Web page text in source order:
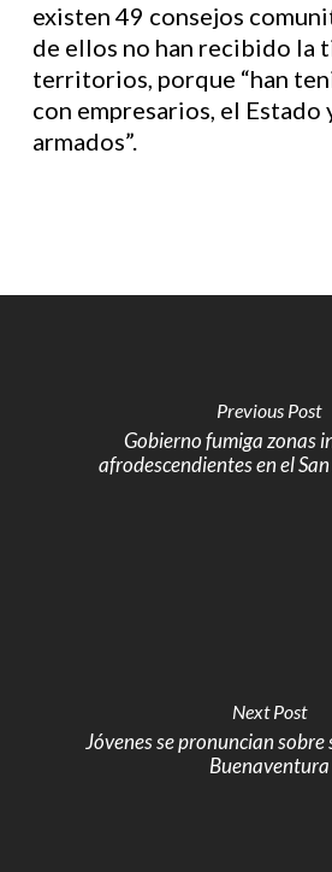
existen 49 consejos
de ellos no han recibido la
territorios, porque “han
con empresarios, el Estado
armados”.
Previous Post
Gobierno fumiga zonas
afrodescendientes en el
Next Post
Jóvenes se pronuncian
Buenaventura